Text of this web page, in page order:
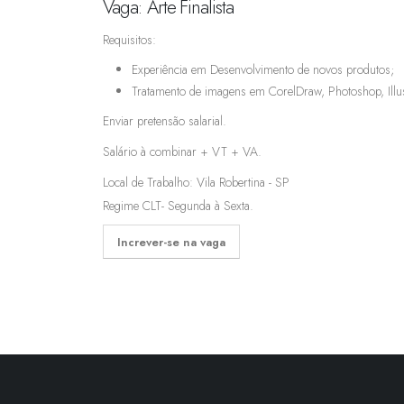
Vaga: Arte Finalista
Requisitos:
Experiência em Desenvolvimento de novos produtos;
Tratamento de imagens em CorelDraw, Photoshop,
Enviar pretensão salarial.
Salário à combinar + VT + VA.
Local de Trabalho: Vila Robertina - SP
Regime CLT- Segunda à Sexta.
Increver-se na vaga